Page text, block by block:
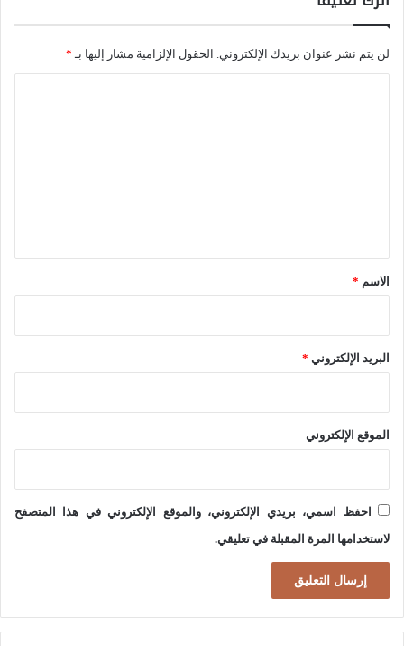
ت
و
ا
خ
ط
ا
ل
ظ
لن يتم نشر عنوان بريدك الإلكتروني. الحقول الإلزامية مشار إليها بـ *
*الاسم *
البريد الإلكتروني *
الموقع الإلكتروني
احفظ اسمي، بريدي الإلكتروني، والموقع الإلكتروني في هذا المتصفح
لاستخدامها المرة المقبلة في تعليقي.